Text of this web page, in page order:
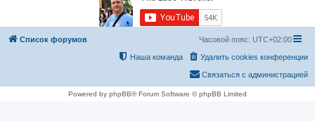
Список форумов Часовой пояс: UTC+02:00
Удалить cookies конференции
Наша команда
Связаться с администрацией
Powered by phpBB® Forum Software © phpBB Limited